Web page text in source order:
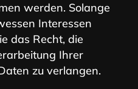
werden. Solange
Interessen
das Recht, die
Ihrer
zu verlangen.